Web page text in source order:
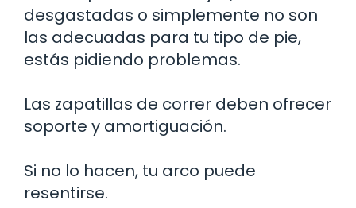
desgastadas o simplemente no son
las adecuadas para tu tipo de pie,
estás pidiendo problemas.
Las zapatillas de correr deben ofrecer
soporte y amortiguación.
Si no lo hacen, tu arco puede
resentirse.